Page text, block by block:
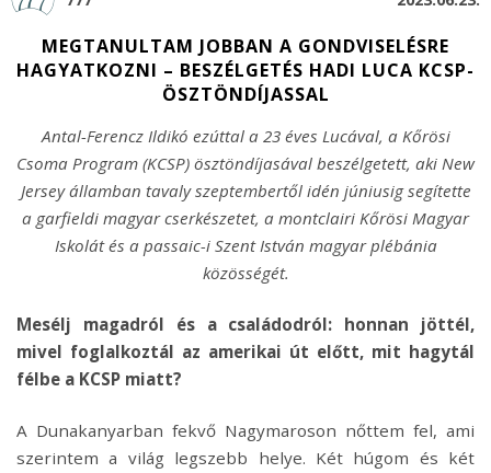
MEGTANULTAM JOBBAN A GONDVISELÉSRE
HAGYATKOZNI – BESZÉLGETÉS HADI LUCA KCSP-
ÖSZTÖNDÍJASSAL
Antal-Ferencz Ildikó ezúttal a 23 éves Lucával, a Kőrösi
Csoma Program (KCSP) ösztöndíjasával beszélgetett, aki New
Jersey államban tavaly szeptembertől idén júniusig segítette
a garfieldi magyar cserkészetet, a montclairi Kőrösi Magyar
Iskolát és a passaic-i Szent István magyar plébánia
közösségét.
Mesélj magadról és a családodról: honnan jöttél,
mivel foglalkoztál az amerikai út előtt, mit hagytál
félbe a KCSP miatt?
A Dunakanyarban fekvő Nagymaroson nőttem fel, ami
szerintem a világ legszebb helye. Két húgom és két